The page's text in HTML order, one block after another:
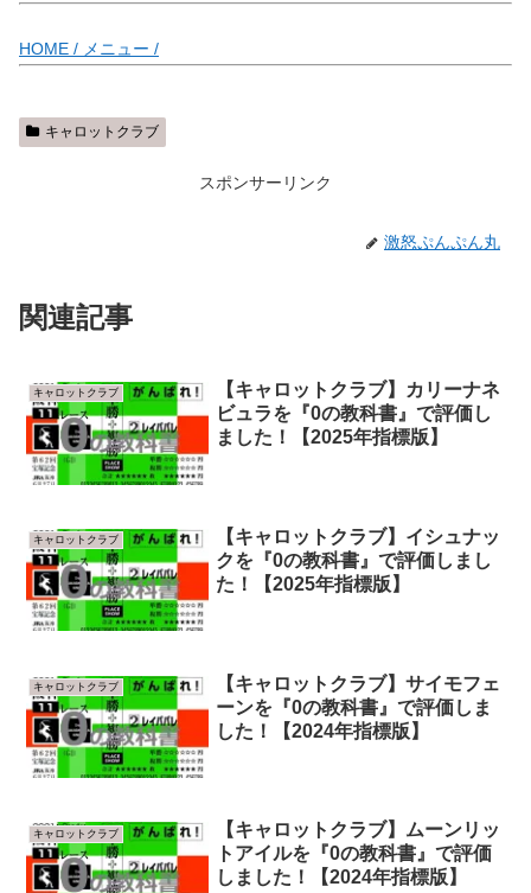
HOME / メニュー /
キャロットクラブ
スポンサーリンク
激怒ぷんぷん丸
関連記事
キャロットクラブ
【キャロットクラブ】カリーナネ
ビュラを『0の教科書』で評価し
ました！【2025年指標版】
キャロットクラブ
【キャロットクラブ】イシュナッ
クを『0の教科書』で評価しまし
た！【2025年指標版】
キャロットクラブ
【キャロットクラブ】サイモフェ
ーンを『0の教科書』で評価しま
した！【2024年指標版】
キャロットクラブ
【キャロットクラブ】ムーンリッ
トアイルを『0の教科書』で評価
しました！【2024年指標版】